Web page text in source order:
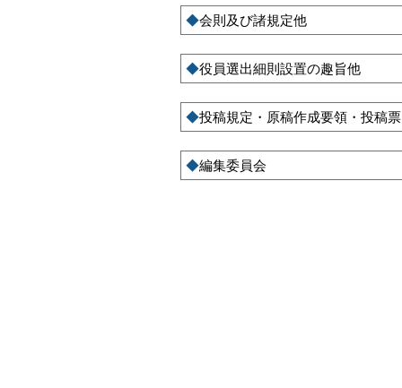
会則及び諸規定他
役員選出細則設置の趣旨他
投稿規定・原稿作成要領・投稿票
編集委員会